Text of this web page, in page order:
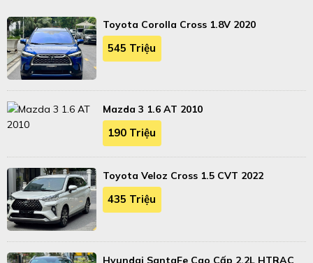
Toyota Corolla Cross 1.8V 2020
545 Triệu
Mazda 3 1.6 AT 2010
190 Triệu
Toyota Veloz Cross 1.5 CVT 2022
435 Triệu
Hyundai SantaFe Cao Cấp 2.2L HTRAC